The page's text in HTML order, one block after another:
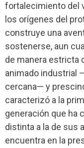
fortalecimiento del
los orígenes del
construye una
sostenerse, aun
de manera estricta
animado industrial
cercana— y
caracterizó a la
generación que ha
distinta a la de sus
encuentra en la